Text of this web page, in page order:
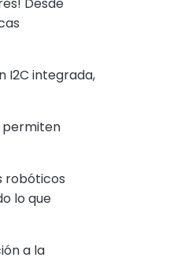
Desde
I2C integrada,
permiten
robóticos
lo que
a la